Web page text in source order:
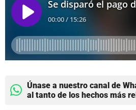
Únase a nuestro canal de
al tanto de los hechos más